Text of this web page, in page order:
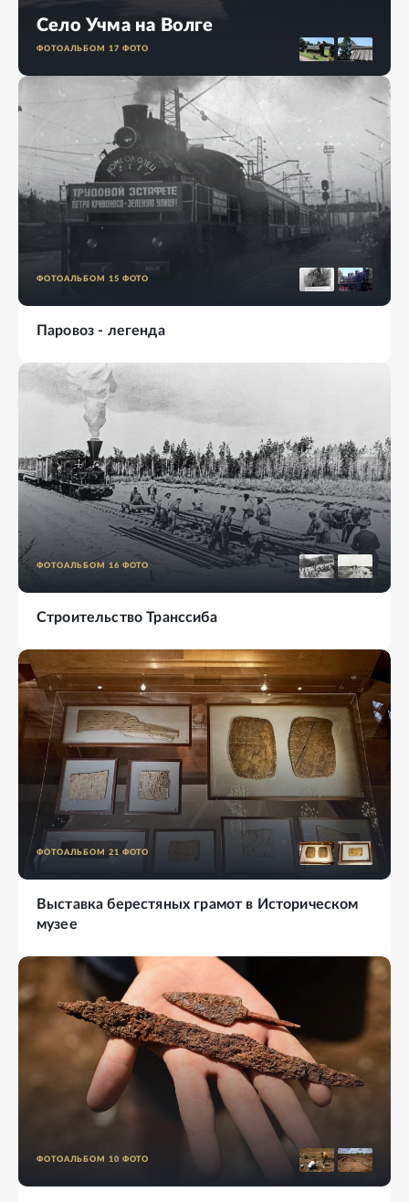
Село Учма на Волге
ФОТОАЛЬБОМ 17 ФОТО
ФОТОАЛЬБОМ 15 ФОТО
Паровоз - легенда
ФОТОАЛЬБОМ 16 ФОТО
Строительство Транссиба
ФОТОАЛЬБОМ 21 ФОТО
Выставка берестяных грамот в Историческом
музее
ФОТОАЛЬБОМ 10 ФОТО